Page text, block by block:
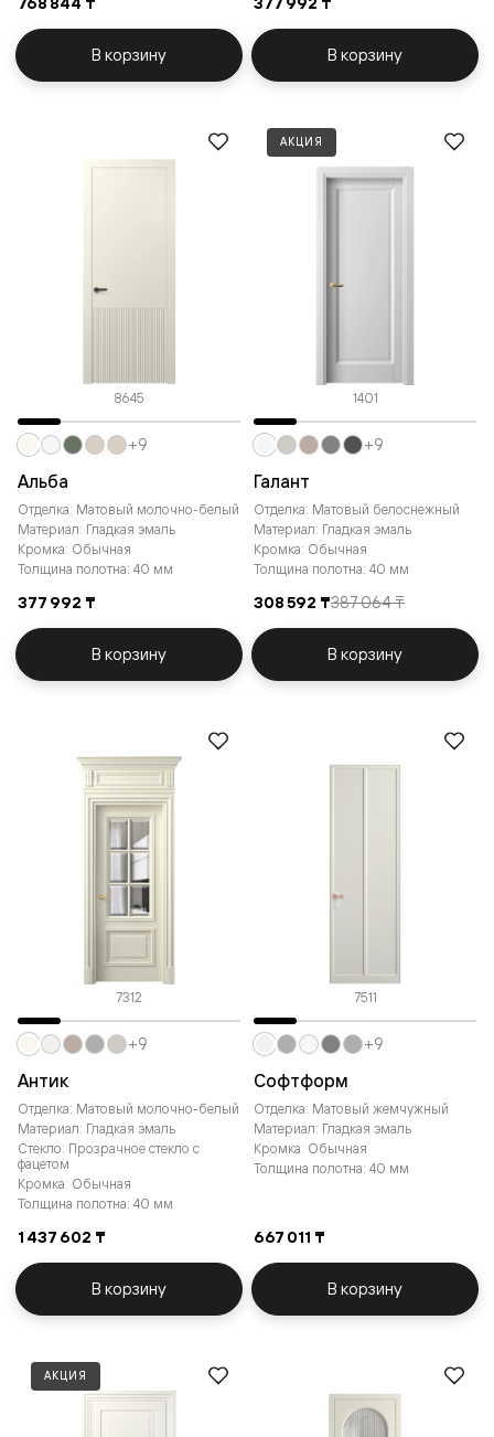
В корзину В корзину
8645
Альба
Отделка: Матовый молочно-белый
Материал: Гладкая эмаль
Кромка: Обычная
Толщина полотна: 40 мм
377 992 ₸
+9
В корзину
АКЦИЯ
1401
Галант
Отделка: Матовый белоснежный
Материал: Гладкая эмаль
Кромка: Обычная
Толщина полотна: 40 мм
308 592 ₸387 064 ₸
+9
В корзину
7312
Антик
Отделка: Матовый молочно-белый
Материал: Гладкая эмаль
Стекло: Прозрачное стекло с
фацетом
Кромка: Обычная
Толщина полотна: 40 мм
1 437 602 ₸
+9
В корзину
7511
Софтформ
Отделка: Матовый жемчужный
Материал: Гладкая эмаль
Кромка: Обычная
Толщина полотна: 40 мм
667 011 ₸
+9
В корзину
АКЦИЯ